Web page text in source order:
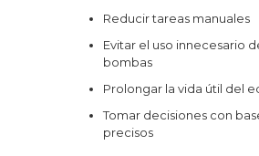
Reducir tareas manuales
Evitar el uso innecesario
bombas
Prolongar la vida útil del
Tomar decisiones con
precisos